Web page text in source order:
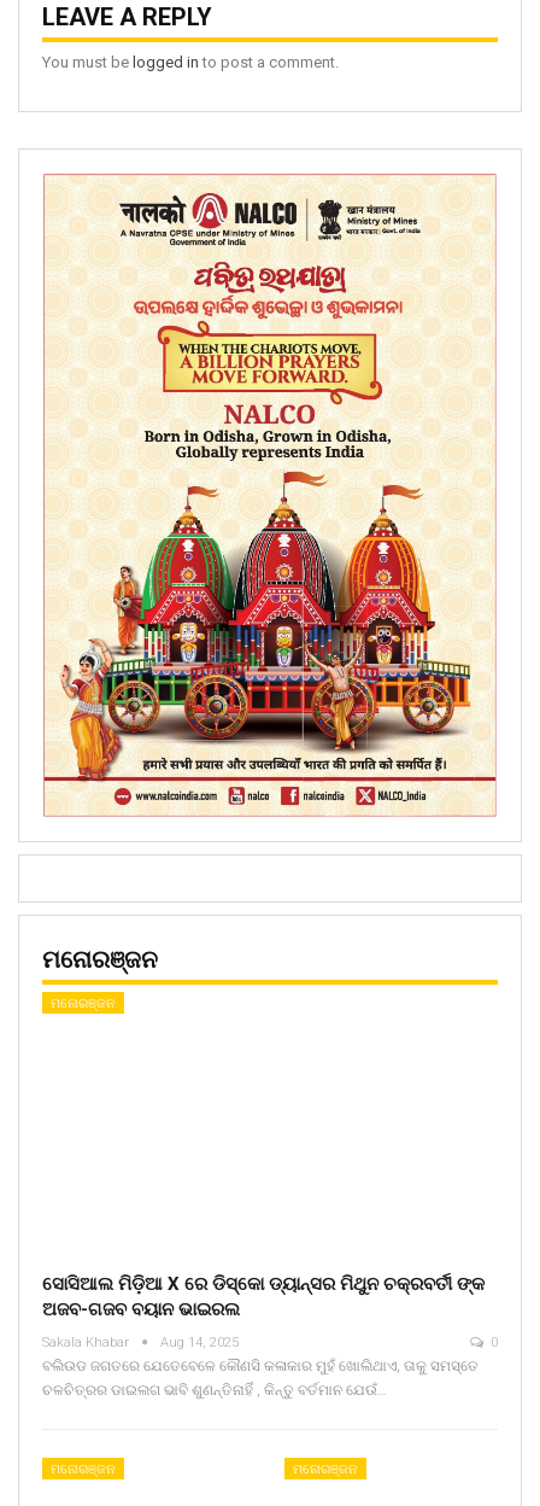
LEAVE A REPLY
You must be logged in to post a comment.
ମନୋରଞ୍ଜନ
ମନୋରଞ୍ଜନ
ସୋସିଆଲ ମିଡ଼ିଆ X ରେ ଡିସ୍କୋ ଡ୍ୟାନ୍ସର ମିଥୁନ ଚକ୍ରବର୍ତୀ ଙ୍କ
ଅଜବ-ଗଜବ ବୟାନ ଭାଇରଲ
Sakala Khabar Aug 14, 2025 0
ବଲିଉଡ ଜଗତରେ ଯେତେବେଳେ କୌଣସି କଳାକାର ମୁହଁ ଖୋଲିଥାଏ, ତାକୁ ସମସ୍ତେ
ଚଳଚିତ୍ରର ଡାଇଲଗ ଭାବି ଶୁଣନ୍ତିନାହିଁ , କିନ୍ତୁ ବର୍ତମାନ ଯେଉଁ…
ମନୋରଞ୍ଜନ ମନୋରଞ୍ଜନ